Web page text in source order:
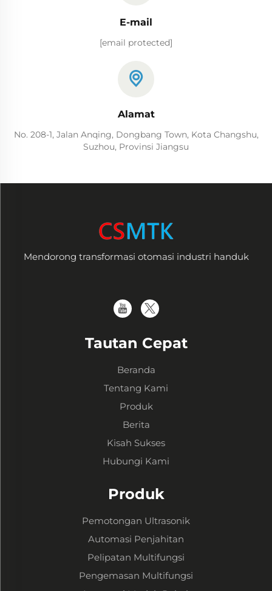
E-mail
[email protected]
Alamat
No. 208-1, Jalan Anqing, Dongbang Town, Kota Changshu,
Suzhou, Provinsi Jiangsu
Mendorong transformasi otomasi industri handuk
Tautan Cepat
Beranda
Tentang Kami
Produk
Berita
Kisah Sukses
Hubungi Kami
Produk
Pemotongan Ultrasonik
Automasi Penjahitan
Pelipatan Multifungsi
Pengemasan Multifungsi